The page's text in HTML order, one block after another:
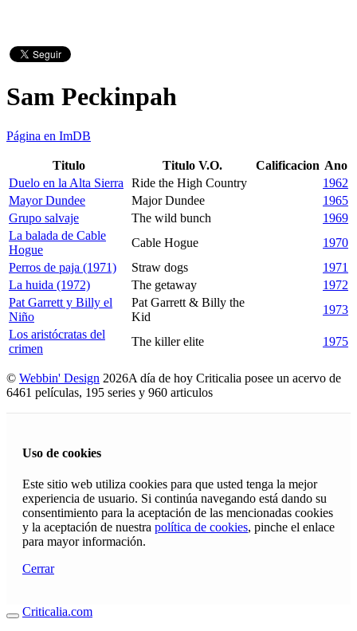
Sam Peckinpah
Página en ImDB
Titulo Titulo V.O. Calificacion Ano
Duelo en la Alta Sierra
Ride the High Country
1962
Mayor Dundee
Major Dundee
1965
Grupo salvaje
The wild bunch
1969
La balada de Cable
Hogue
Cable Hogue
1970
Perros de paja (1971)
Straw dogs
1971
La huida (1972)
The getaway
1972
Pat Garrett y Billy el
Niño
Pat Garrett & Billy the
Kid
1973
Los aristócratas del
crimen
The killer elite 1975
© Webbin' Design 2026A día de hoy Criticalia posee un acervo de
6461 películas, 195 series y 960 articulos
Uso de cookies
Este sitio web utiliza cookies para que usted tenga la mejor
experiencia de usuario. Si continúa navegando está dando su
consentimiento para la aceptación de las mencionadas cookies
y la aceptación de nuestra política de cookies, pinche el enlace
para mayor información.
Cerrar
Criticalia.com